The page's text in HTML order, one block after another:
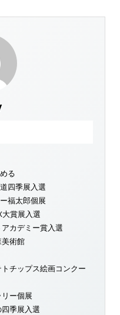
る
四季展入選
福太郎個展
大賞展入選
カデミー賞入選
美術館
チップス絵画コンクー
ー個展
季展入選